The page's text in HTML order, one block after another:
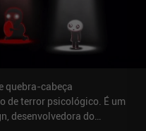
quebra-cabeça
de terror psicológico. É um
desenvolvedora do